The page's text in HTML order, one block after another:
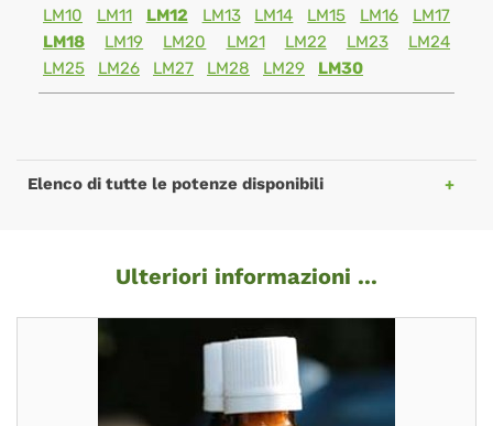
LM10
LM11 LM12 LM13 LM14 LM15 LM16
LM17
LM18
LM19 LM20 LM21 LM22 LM23
LM24
LM25
LM26 LM27 LM28 LM29 LM30
Elenco di tutte le potenze disponibili
Ulteriori informazioni ...